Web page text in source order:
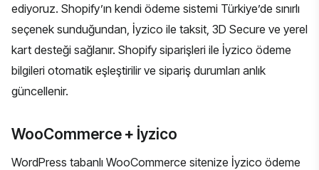
ediyoruz. Shopify’ın kendi ödeme sistemi Türkiye’de sınırlı
seçenek sunduğundan, İyzico ile taksit, 3D Secure ve yerel
kart desteği sağlanır. Shopify siparişleri ile İyzico ödeme
bilgileri otomatik eşleştirilir ve sipariş durumları anlık
güncellenir.
WooCommerce + İyzico
WordPress tabanlı WooCommerce sitenize İyzico ödeme